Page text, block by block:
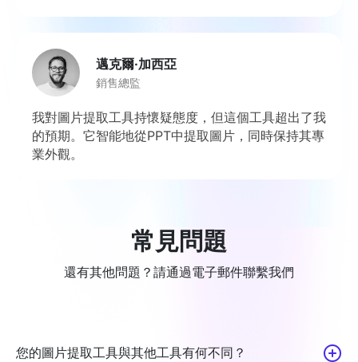
邁克爾·加西亞
銷售總監
我對圖片提取工具持懷疑態度，但這個工具超出了我
的預期。它智能地從PPT中提取圖片，同時保持其專
業外觀。
常見問題
還有其他問題？請通過電子郵件聯繫我們
您的圖片提取工具與其他工具有何不同？